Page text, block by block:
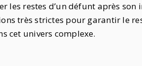
les restes d’un défunt après
très strictes pour garantir le
cet univers complexe.